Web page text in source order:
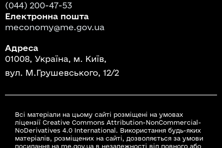
(044) 200-47-53
Електронна пошта
meconomy@me.gov.ua
Адреса
01008, Україна, м. Київ,
вул. М.Грушевського, 12/2
Всі матеріали на цьому сайті розміщені на умовах
ліцензії Creative Commons Attribution-NonCommercial-
NoDerivatives 4.0 International. Використання будь-яких
матеріалів, розміщених на сайті, дозволяється за умови
посилання на me.gov.ua в незалежності від повного або